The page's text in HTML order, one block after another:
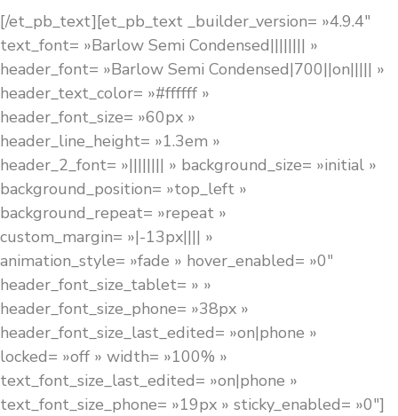
[/et_pb_text][et_pb_text _builder_version= »4.9.4″
text_font= »Barlow Semi Condensed|||||||| »
header_font= »Barlow Semi Condensed|700||on||||| »
header_text_color= »#ffffff »
header_font_size= »60px »
header_line_height= »1.3em »
header_2_font= »|||||||| » background_size= »initial »
background_position= »top_left »
background_repeat= »repeat »
custom_margin= »|-13px|||| »
animation_style= »fade » hover_enabled= »0″
header_font_size_tablet= » »
header_font_size_phone= »38px »
header_font_size_last_edited= »on|phone »
locked= »off » width= »100% »
text_font_size_last_edited= »on|phone »
text_font_size_phone= »19px » sticky_enabled= »0″]